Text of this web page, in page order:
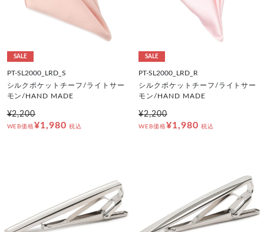
SALE
PT-SL2000_LRD_S
シルクポケットチーフ/ライトサー
モン/HAND MADE
¥2,200
WEB価格¥1,980 税込
SALE
PT-SL2000_LRD_R
シルクポケットチーフ/ライトサー
モン/HAND MADE
¥2,200
WEB価格¥1,980 税込